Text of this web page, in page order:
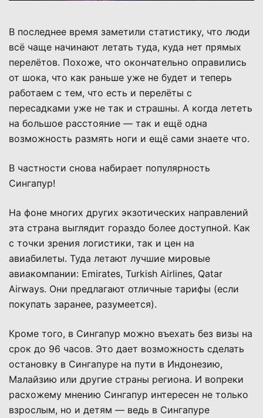
В последнее время заметили статистику, что люди
всё чаще начинают летать туда, куда нет прямых
перелётов. Похоже, что окончательно оправились
от шока, что как раньше уже не будет и теперь
работаем с тем, что есть и перелёты с
пересадками уже не так и страшны. А когда лететь
на большое расстояние — так и ещё одна
возможность размять ноги и ещё сами знаете что.
В частности снова набирает популярность
Сингапур!
На фоне многих других экзотических направлений
эта страна выглядит гораздо более доступной. Как
с точки зрения логистики, так и цен на
авиабилеты. Туда летают лучшие мировые
авиакомпании: Emirates, Turkish Airlines, Qatar
Airways. Они предлагают отличные тарифы (если
покупать заранее, разумеется).
Кроме того, в Сингапур можно въехать без визы на
срок до 96 часов. Это дает возможность сделать
остановку в Сингапуре на пути в Индонезию,
Малайзию или другие страны региона. И вопреки
расхожему мнению Сингапур интересен не только
взрослым, но и детям — ведь в Сингапуре